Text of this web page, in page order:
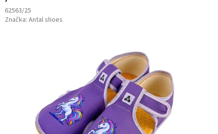
62563/25
Značka: Antal shoes